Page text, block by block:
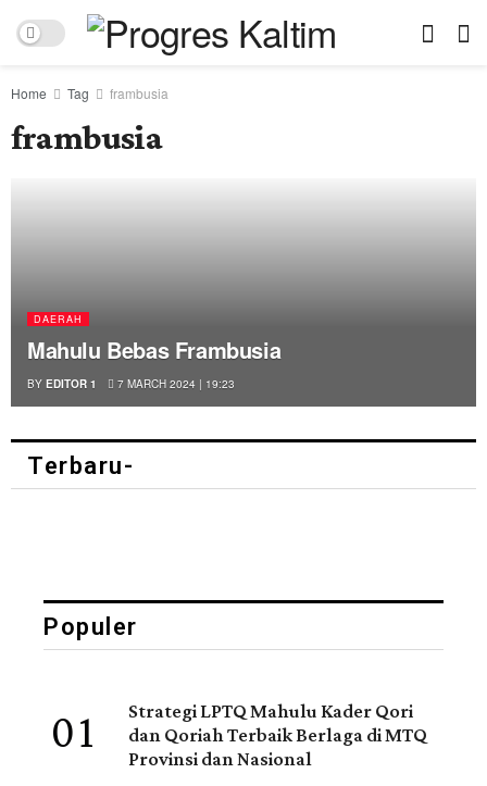
Home Tag frambusia
frambusia
DAERAH
Mahulu Bebas Frambusia
BY EDITOR 1 7 MARCH 2024 | 19:23
Terbaru-
Populer
01 Strategi LPTQ Mahulu Kader Qori
dan Qoriah Terbaik Berlaga di MTQ
Provinsi dan Nasional